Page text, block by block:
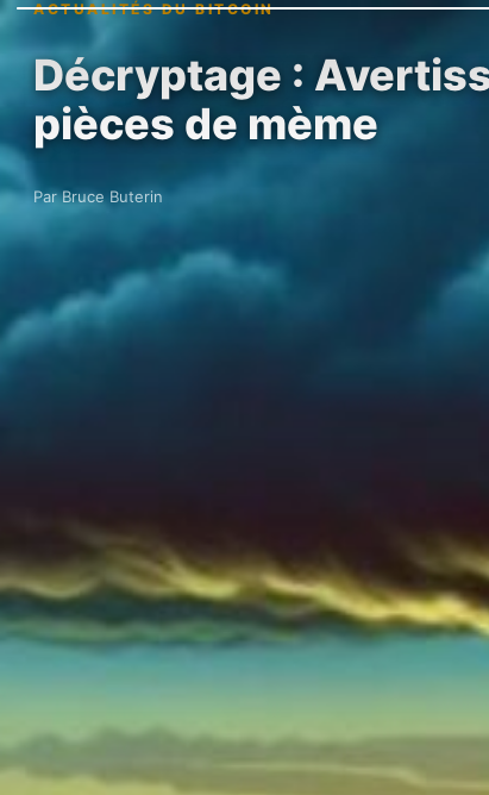
ACTUALITÉS DU BITCOIN
Décryptage :
pièces de mème
Par Bruce Buterin